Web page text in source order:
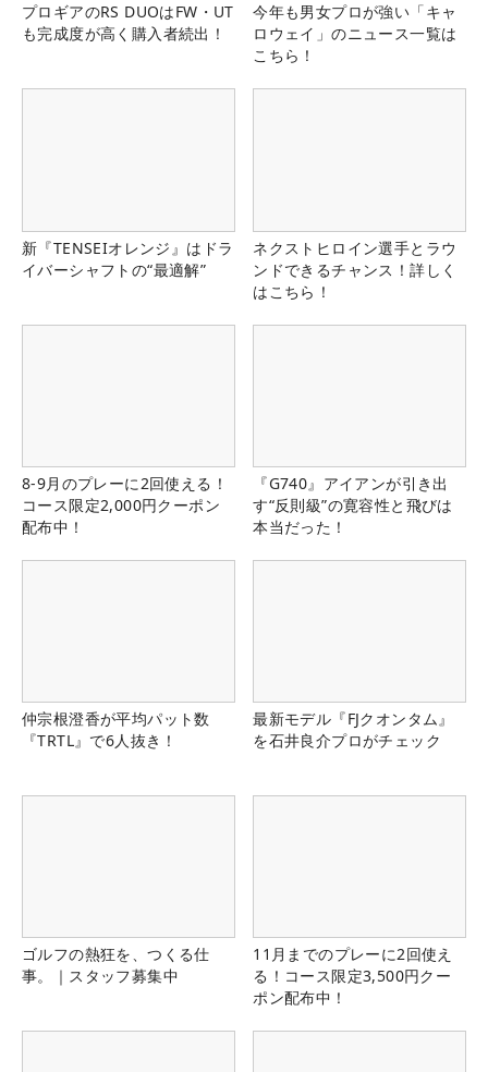
プロギアのRS DUOはFW・UT
も完成度が高く購入者続出！
今年も男女プロが強い「キャ
ロウェイ」のニュース一覧は
こちら！
新『TENSEIオレンジ』はドラ
イバーシャフトの“最適解”
ネクストヒロイン選手とラウ
ンドできるチャンス！詳しく
はこちら！
8-9月のプレーに2回使える！
コース限定2,000円クーポン
配布中！
『G740』アイアンが引き出
す“反則級”の寛容性と飛びは
本当だった！
仲宗根澄香が平均パット数
『TRTL』で6人抜き！
最新モデル『FJクオンタム』
を石井良介プロがチェック
ゴルフの熱狂を、つくる仕
事。｜スタッフ募集中
11月までのプレーに2回使え
る！コース限定3,500円クー
ポン配布中！